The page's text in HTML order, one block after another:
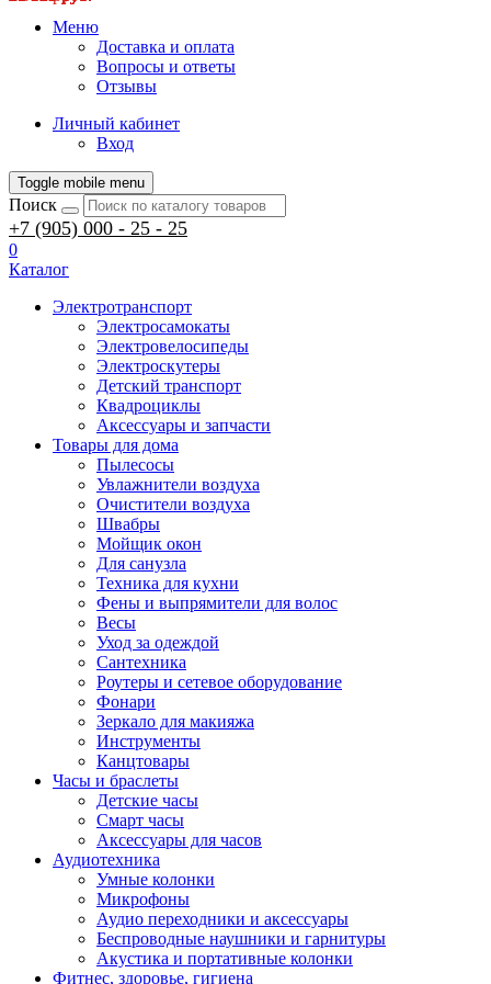
Меню
Доставка и оплата
Вопросы и ответы
Отзывы
Личный кабинет
Вход
Toggle mobile menu
Поиск
+7 (905) 000 - 25 - 25
0
Каталог
Электротранспорт
Электросамокаты
Электровелосипеды
Электроскутеры
Детский транспорт
Квадроциклы
Аксессуары и запчасти
Товары для дома
Пылесосы
Увлажнители воздуха
Очистители воздуха
Швабры
Мойщик окон
Для санузла
Техника для кухни
Фены и выпрямители для волос
Весы
Уход за одеждой
Сантехника
Роутеры и сетевое оборудование
Фонари
Зеркало для макияжа
Инструменты
Канцтовары
Часы и браслеты
Детские часы
Смарт часы
Аксессуары для часов
Аудиотехника
Умные колонки
Микрофоны
Аудио переходники и аксессуары
Беспроводные наушники и гарнитуры
Акустика и портативные колонки
Фитнес, здоровье, гигиена